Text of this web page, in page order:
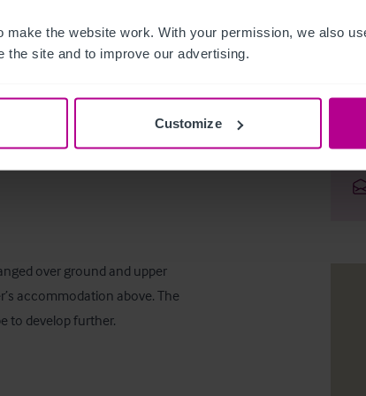
the website work. With your permission, we also
the site and to improve our advertising.
Customize
over ground and upper
accommodation above. The
to develop further.
Golf